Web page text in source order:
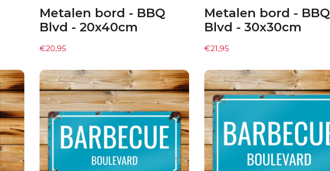
Metalen bord - BBQ
Blvd - 20x40cm
€20,95
Metalen bord - BBQ
Blvd - 30x30cm
€21,95